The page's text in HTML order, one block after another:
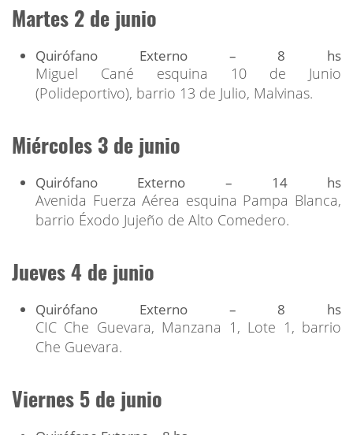
Martes 2 de junio
Quirófano Externo – 8 hs
Miguel Cané esquina 10 de Junio
(Polideportivo), barrio 13 de Julio, Malvinas.
Miércoles 3 de junio
Quirófano Externo – 14 hs
Avenida Fuerza Aérea esquina Pampa Blanca,
barrio Éxodo Jujeño de Alto Comedero.
Jueves 4 de junio
Quirófano Externo – 8 hs
CIC Che Guevara, Manzana 1, Lote 1, barrio
Che Guevara.
Viernes 5 de junio